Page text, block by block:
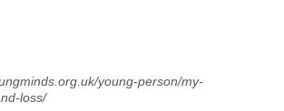
young-person/my-
loss/